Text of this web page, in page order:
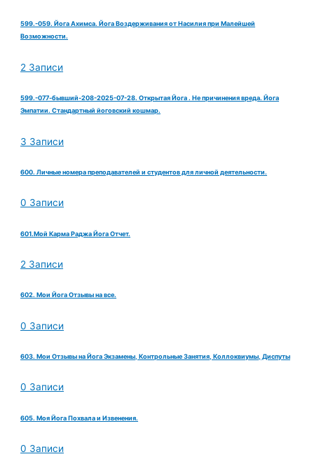
599.-059. Йога Ахимса. Йога Воздерживания от Насилия при Малейшей
Возможности.
2 Записи
599.-077-бывший-208-2025-07-28. Открытая Йога . Не причинения вреда. Йога
Эмпатии. Стандартный йоговский кошмар.
3 Записи
600. Личные номера преподавателей и студентов для личной деятельности.
0 Записи
601.Мой Карма Раджа Йога Отчет.
2 Записи
602. Мои Йога Отзывы на все.
0 Записи
603. Мои Отзывы на Йога Экзамены, Контрольные Занятия, Коллоквиумы, Диспуты
0 Записи
605. Моя Йога Похвала и Извенения.
0 Записи